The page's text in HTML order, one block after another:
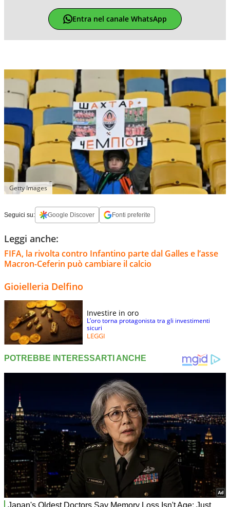
Entra nel canale WhatsApp
Getty Images
Seguici su: Google Discover Fonti preferite
Leggi anche:
FIFA, la rivolta contro Infantino parte dal Galles e l’asse
Macron-Ceferin può cambiare il calcio
Gioielleria Delfino
Investire in oro
L’oro torna protagonista tra gli investimenti
sicuri
LEGGI